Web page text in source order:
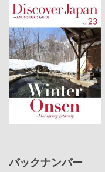
バックナンバー